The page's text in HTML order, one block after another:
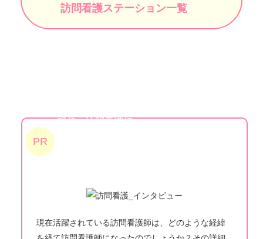
訪問看護ステーション一覧
PR
現役の訪問看護師に
現在活躍されている訪問看護師は、どのような経緯